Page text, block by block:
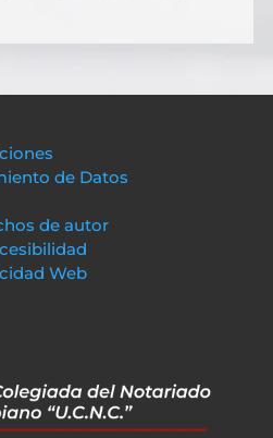
de Datos
de autor
Web